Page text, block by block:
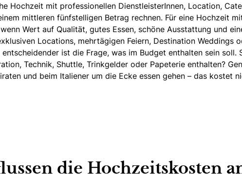
Hochzeit mit professionellen DienstleisterInnen, Location,
mittleren fünfstelligen Betrag rechnen. Für eine Hochzeit
Wert auf Qualität, gutes Essen, schöne Ausstattung und
Locations, mehrtägigen Feiern, Destination Weddings
ist die Frage, was im Budget enthalten sein soll.
Technik, Shuttle, Trinkgelder oder Papeterie enthalten?
und beim Italiener um die Ecke essen gehen – das kostet
die Hochzeitskosten